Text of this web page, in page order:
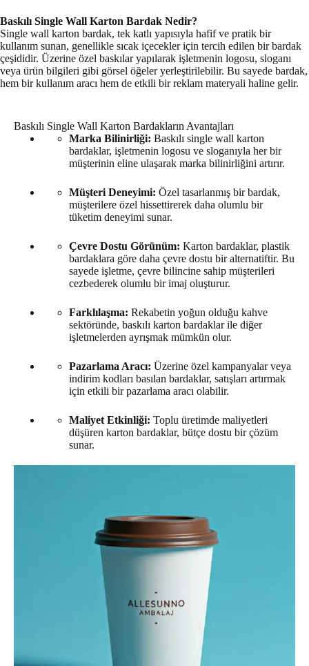
Baskılı Single Wall Karton Bardak Nedir?
Single wall karton bardak, tek katlı yapısıyla hafif ve pratik bir
kullanım sunan, genellikle sıcak içecekler için tercih edilen bir bardak
çeşididir. Üzerine özel baskılar yapılarak işletmenin logosu, sloganı
veya ürün bilgileri gibi görsel öğeler yerleştirilebilir. Bu sayede bardak,
hem bir kullanım aracı hem de etkili bir reklam materyali haline gelir.
Baskılı Single Wall Karton Bardakların Avantajları
Marka Bilinirliği: Baskılı single wall karton
bardaklar, işletmenin logosu ve sloganıyla her bir
müşterinin eline ulaşarak marka bilinirliğini artırır.
Müşteri Deneyimi: Özel tasarlanmış bir bardak,
müşterilere özel hissettirerek daha olumlu bir
tüketim deneyimi sunar.
Çevre Dostu Görünüm: Karton bardaklar, plastik
bardaklara göre daha çevre dostu bir alternatiftir. Bu
sayede işletme, çevre bilincine sahip müşterileri
cezbederek olumlu bir imaj oluşturur.
Farklılaşma: Rekabetin yoğun olduğu kahve
sektöründe, baskılı karton bardaklar ile diğer
işletmelerden ayrışmak mümkün olur.
Pazarlama Aracı: Üzerine özel kampanyalar veya
indirim kodları basılan bardaklar, satışları artırmak
için etkili bir pazarlama aracı olabilir.
Maliyet Etkinliği: Toplu üretimde maliyetleri
düşüren karton bardaklar, bütçe dostu bir çözüm
sunar.